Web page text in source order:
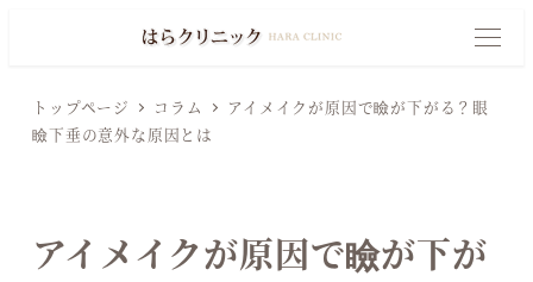
トップページ コラム
アイメイクが原因で瞼が下がる？眼
瞼下垂の意外な原因とは
アイメイクが原因で瞼が下が